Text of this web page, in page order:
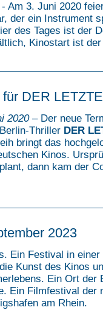
Am 3. Juni 2020
der ein Instrument
des Tages ist der
Kinostart ist
DER
2020– Der neue
Thriller DER
bringt das
Kinos.
dann kam der
2023
Ein Festival in einer
Kunst des Kinos
Ein Ort der
Ein Filmfestival der
am Rhein.